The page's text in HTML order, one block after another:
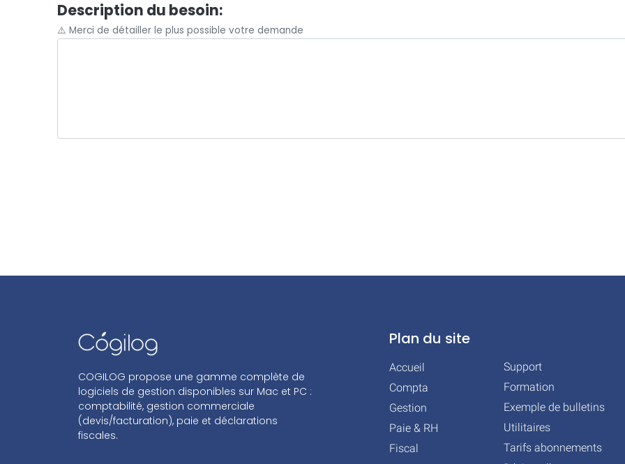
Description du besoin:
⚠️ Merci de détailler le plus possible votre demande
COGILOG propose une gamme complète de
logiciels de gestion disponibles sur Mac et PC :
comptabilité, gestion commerciale
(devis/facturation), paie et déclarations
fiscales.
Plan du site
Accueil
Compta
Gestion
Paie & RH
Fiscal
Support
Formation
Exemple de bulletins
Utilitaires
Tarifs abonnements